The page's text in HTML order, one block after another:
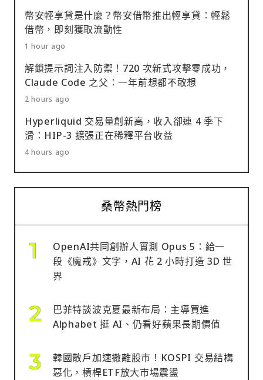
幣安輕享貸是什麼？幣安借幣推出輕享貸：輕鬆
借幣，即刻獲取流動性
1 hour ago
解鎖提示詞注入防禦！720 次新式攻擊零成功，
Claude Code 之父：一年前想都不敢想
2 hours ago
Hyperliquid 交易量創新高，收入卻連 4 季下
滑：HIP-3 擴張正在稀釋平台收益
4 hours ago
桑幣熱門榜
OpenAI共同創辦人實測 Opus 5：給一
段《魔戒》文字，AI 花 2 小時打造 3D 世
界
巴菲特談波克夏最新布局：主導買進
Alphabet 挺 AI、仍看好蘋果長期價值
韓國散戶加速撤離股市！KOSPI 交易結構
惡化，槓桿ETF放大市場震盪